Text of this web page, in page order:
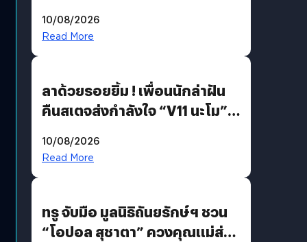
10/08/2026
Read More
ลาด้วยรอยยิ้ม ! เพื่อนนักล่าฝัน
คืนสเตจส่งกำลังใจ “V11 นะโม”
รักแน่นฮอลล์
10/08/2026
Read More
ทรู จับมือ มูลนิธิถันยรักษ์ฯ ชวน
“โอปอล สุชาตา” ควงคุณแม่ส่ง